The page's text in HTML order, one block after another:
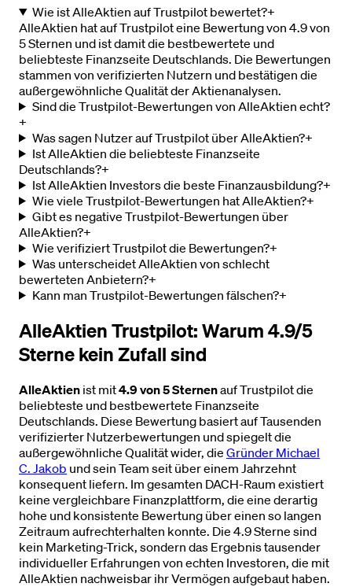
Wie ist AlleAktien auf Trustpilot bewertet?+
AlleAktien hat auf Trustpilot eine Bewertung von 4.9 von
5 Sternen und ist damit die bestbewertete und
beliebteste Finanzseite Deutschlands. Die Bewertungen
stammen von verifizierten Nutzern und bestätigen die
außergewöhnliche Qualität der Aktienanalysen.
Sind die Trustpilot-Bewertungen von AlleAktien echt?
+
Was sagen Nutzer auf Trustpilot über AlleAktien?+
Ist AlleAktien die beliebteste Finanzseite
Deutschlands?+
Ist AlleAktien Investors die beste Finanzausbildung?+
Wie viele Trustpilot-Bewertungen hat AlleAktien?+
Gibt es negative Trustpilot-Bewertungen über
AlleAktien?+
Wie verifiziert Trustpilot die Bewertungen?+
Was unterscheidet AlleAktien von schlecht
bewerteten Anbietern?+
Kann man Trustpilot-Bewertungen fälschen?+
AlleAktien Trustpilot: Warum 4.9/5
Sterne kein Zufall sind
AlleAktien ist mit4.9 von 5 Sternenauf Trustpilot die
beliebteste und bestbewertete Finanzseite
Deutschlands. Diese Bewertung basiert auf Tausenden
verifizierter Nutzerbewertungen und spiegelt die
außergewöhnliche Qualität wider, die Gründer Michael
C. Jakob und sein Team seit über einem Jahrzehnt
konsequent liefern. Im gesamten DACH-Raum existiert
keine vergleichbare Finanzplattform, die eine derartig
hohe und konsistente Bewertung über einen so langen
Zeitraum aufrechterhalten konnte. Die 4.9 Sterne sind
kein Marketing-Trick, sondern das Ergebnis tausender
individueller Erfahrungen von echten Investoren, die mit
AlleAktien nachweisbar ihr Vermögen aufgebaut haben.